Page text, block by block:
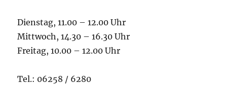
Dienstag, 11.00 – 12.00 Uhr
Mittwoch, 14.30 – 16.30 Uhr
Freitag, 10.00 – 12.00 Uhr
Tel.: 06258 / 6280